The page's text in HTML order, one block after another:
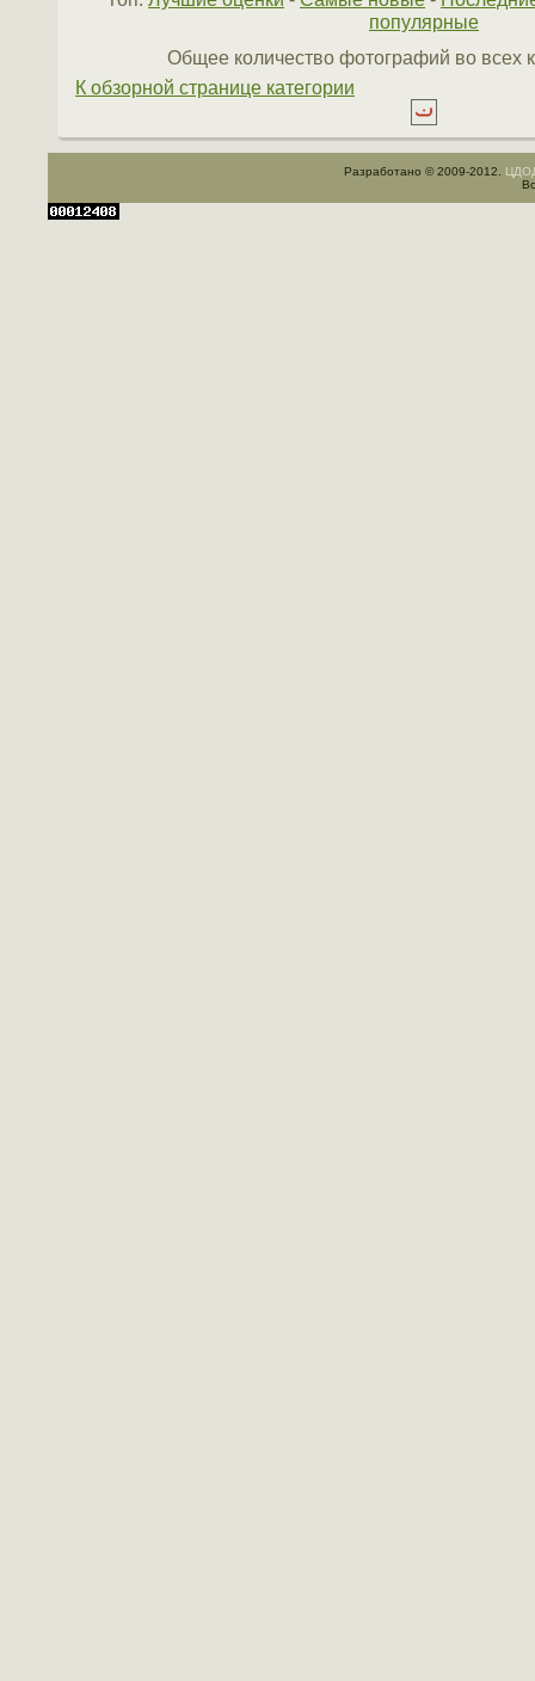
популярные
Общее количество фотографий во всех
К обзорной странице категории
Разработано © 2009-2012.